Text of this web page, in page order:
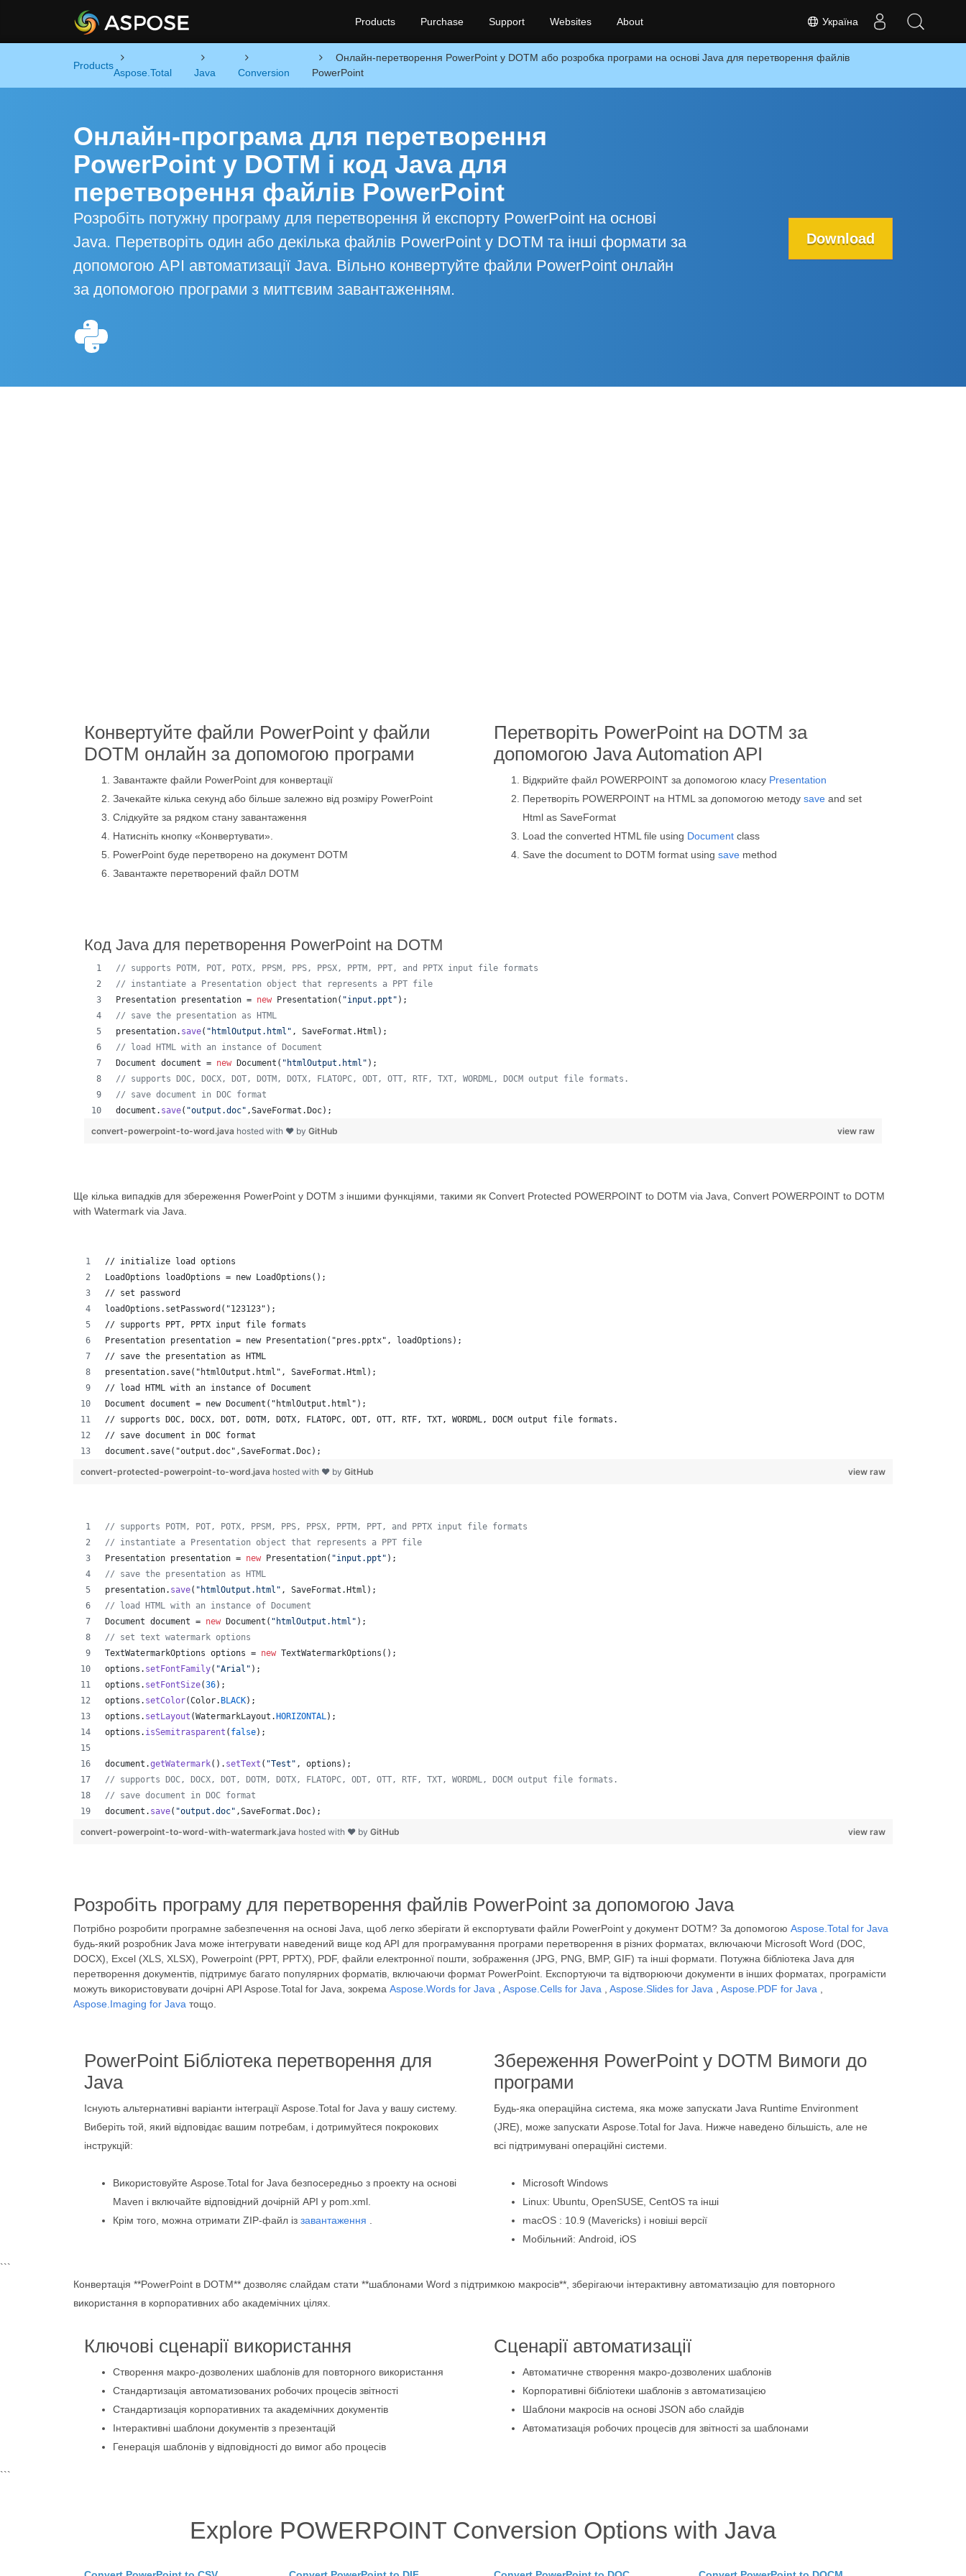
Україна
Products Purchase Support Websites About
Products
Aspose.Total Java Conversion
Онлайн-перетворення PowerPoint у DOTM або розробка програми на основі Java для перетворення файлів
PowerPoint
Онлайн-програма для перетворення
PowerPoint у DOTM і код Java для
перетворення файлів PowerPoint
Розробіть потужну програму для перетворення й експорту PowerPoint на основі
Java. Перетворіть один або декілька файлів PowerPoint у DOTM та інші формати за
допомогою API автоматизації Java. Вільно конвертуйте файли PowerPoint онлайн
за допомогою програми з миттєвим завантаженням.
Download
Конвертуйте файли PowerPoint у файли
DOTM онлайн за допомогою програми
Завантажте файли PowerPoint для конвертації
Зачекайте кілька секунд або більше залежно від розміру PowerPoint
Слідкуйте за рядком стану завантаження
Натисніть кнопку «Конвертувати».
PowerPoint буде перетворено на документ DOTM
Завантажте перетворений файл DOTM
Перетворіть PowerPoint на DOTM за
допомогою Java Automation API
Відкрийте файл POWERPOINT за допомогою класу Presentation
Перетворіть POWERPOINT на HTML за допомогою методу save and set
Html as SaveFormat
Load the converted HTML file using Document class
Save the document to DOTM format using save method
Код Java для перетворення PowerPoint на DOTM
// supports POTM, POT, POTX, PPSM, PPS, PPSX, PPTM, PPT, and PPTX input file formats
// instantiate a Presentation object that represents a PPT file
Presentation presentation = new Presentation( "input.ppt" );
// save the presentation as HTML
presentation. save( "htmlOutput.html" , SaveFormat . Html );
// load HTML with an instance of Document
Document document = new Document ( "htmlOutput.html" );
// supports DOC, DOCX, DOT, DOTM, DOTX, FLATOPC, ODT, OTT, RTF, TXT, WORDML, DOCM output file formats.
// save document in DOC format
document . save( "output.doc" ,SaveFormat . Doc);
view raw
convert-powerpoint-to-word.java hosted with ❤ by GitHub
Ще кілька випадків для збереження PowerPoint у DOTM з іншими функціями, такими як Convert Protected POWERPOINT to DOTM via Java, Convert POWERPOINT to DOTM
with Watermark via Java.
// initialize load options
LoadOptions loadOptions = new LoadOptions();
// set password
loadOptions.setPassword("123123");
// supports PPT, PPTX input file formats
Presentation presentation = new Presentation("pres.pptx", loadOptions);
// save the presentation as HTML
presentation.save("htmlOutput.html", SaveFormat.Html);
// load HTML with an instance of Document
Document document = new Document("htmlOutput.html");
// supports DOC, DOCX, DOT, DOTM, DOTX, FLATOPC, ODT, OTT, RTF, TXT, WORDML, DOCM output file formats.
// save document in DOC format
document.save("output.doc",SaveFormat.Doc);
view raw
convert-protected-powerpoint-to-word.java hosted with ❤ by GitHub
// supports POTM, POT, POTX, PPSM, PPS, PPSX, PPTM, PPT, and PPTX input file formats
// instantiate a Presentation object that represents a PPT file
Presentation presentation = new Presentation( "input.ppt" );
// save the presentation as HTML
presentation. save( "htmlOutput.html" , SaveFormat . Html );
// load HTML with an instance of Document
Document document = new Document ( "htmlOutput.html" );
// set text watermark options
TextWatermarkOptions options = new TextWatermarkOptions ();
options . setFontFamily( "Arial" );
options . setFontSize(36);
options . setColor(Color. BLACK);
options . setLayout (WatermarkLayout . HORIZONTAL);
options . isSemitrasparent ( false);
document .getWatermark(). setText ( "Test" , options );
// supports DOC, DOCX, DOT, DOTM, DOTX, FLATOPC, ODT, OTT, RTF, TXT, WORDML, DOCM output file formats.
// save document in DOC format
document . save( "output.doc" ,SaveFormat . Doc);
view raw
convert-powerpoint-to-word-with-watermark.java hosted with ❤ by GitHub
Розробіть програму для перетворення файлів PowerPoint за допомогою Java
Потрібно розробити програмне забезпечення на основі Java, щоб легко зберігати й експортувати файли PowerPoint у документ DOTM? За допомогою Aspose.Total for Java
будь-який розробник Java може інтегрувати наведений вище код API для програмування програми перетворення в різних форматах, включаючи Microsoft Word (DOC,
DOCX), Excel (XLS, XLSX), Powerpoint (PPT, PPTX), PDF, файли електронної пошти, зображення (JPG, PNG, BMP, GIF) та інші формати. Потужна бібліотека Java для
перетворення документів, підтримує багато популярних форматів, включаючи формат PowerPoint. Експортуючи та відтворюючи документи в інших форматах, програмісти
можуть використовувати дочірні API Aspose.Total for Java, зокрема Aspose.Words for Java Aspose.Cells for Java Aspose.Slides for Java Aspose.PDF for Java
Aspose.Imaging for Java тощо.
PowerPoint Бібліотека перетворення для
Java
Існують альтернативні варіанти інтеграції Aspose.Total for Java у вашу систему.
Виберіть той, який відповідає вашим потребам, і дотримуйтеся покрокових
інструкцій:
Використовуйте Aspose.Total for Java безпосередньо з проекту на основі
Maven і включайте відповідний дочірній API у pom.xml.
Крім того, можна отримати ZIP-файл із завантаження
Збереження PowerPoint у DOTM Вимоги до
програми
Будь-яка операційна система, яка може запускати Java Runtime Environment
(JRE), може запускати Aspose.Total for Java. Нижче наведено більшість, але не
всі підтримувані операційні системи.
Microsoft Windows
Linux: Ubuntu, OpenSUSE, CentOS та інші
macOS : 10.9 (Mavericks) і новіші версії
Мобільний: Android, iOS
```
Конвертація **PowerPoint в DOTM** дозволяє слайдам стати **шаблонами Word з підтримкою макросів**, зберігаючи інтерактивну автоматизацію для повторного
використання в корпоративних або академічних цілях.
Ключові сценарії використання
Створення макро-дозволених шаблонів для повторного використання
Стандартизація автоматизованих робочих процесів звітності
Стандартизація корпоративних та академічних документів
Інтерактивні шаблони документів з презентацій
Генерація шаблонів у відповідності до вимог або процесів
Сценарії автоматизації
Автоматичне створення макро-дозволених шаблонів
Корпоративні бібліотеки шаблонів з автоматизацією
Шаблони макросів на основі JSON або слайдів
Автоматизація робочих процесів для звітності за шаблонами
```
Explore POWERPOINT Conversion Options with Java